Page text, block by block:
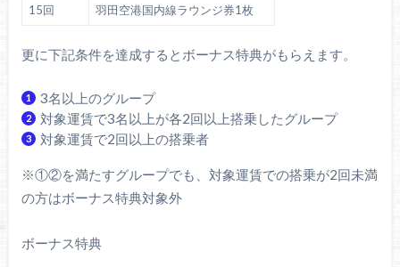
15回 羽田空港国内線ラウンジ券1枚
更に下記条件を達成するとボーナス特典がもらえます。
3名以上のグループ
対象運賃で3名以上が各2回以上搭乗したグループ
対象運賃で2回以上の搭乗者
※①②を満たすグループでも、対象運賃での搭乗が2回未満
の方はボーナス特典対象外
ボーナス特典